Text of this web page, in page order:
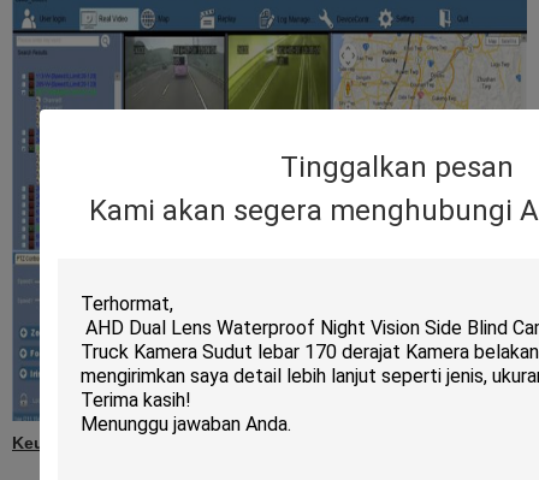
Tinggalkan pesan
Kami akan segera menghubungi
Keuntungan kita